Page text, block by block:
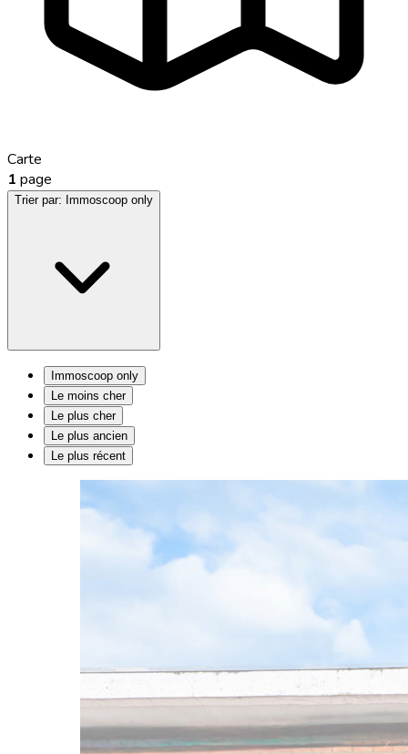
Carte
1 page
Trier par: Immoscoop only
Immoscoop only
Le moins cher
Le plus cher
Le plus ancien
Le plus récent